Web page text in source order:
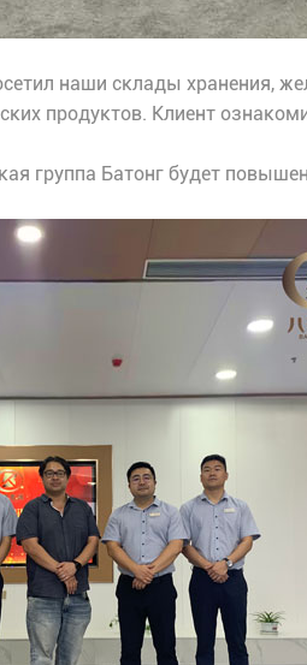
наши склады хранения,
продуктов. Клиент
группа Батонг будет